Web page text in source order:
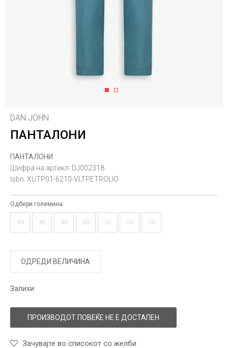
1 2
DAN JOHN
ПАНТАЛОНИ
ПАНТАЛОНИ
Шифра на артикл: DJ002318
Isbn: XUTP01-6210-VLTPETROLIO
Одбери големина:
44 46 48 50 52 54 56
ОДРЕДИ ВЕЛИЧИНА
Залихи
ПРОИЗВОДОТ ПОВЕЌЕ НЕ Е ДОСТАПЕН
Зачувајте во списокот со желби